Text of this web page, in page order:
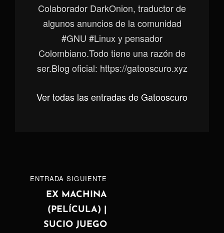
Colaborador DarkOnion, traductor de
algunos anuncios de la comunidad
#GNU #Linux y pensador
Colombiano.Todo tiene una razón de
ser.Blog oficial: https://gatooscuro.xyz
Ver todas las entradas de Gatooscuro
Navegación
entradas
ENTRADA
SIGUIENTE
ENTRADA SIGUIENTE
EX MACHINA
(PELÍCULA) |
SUCIO JUEGO